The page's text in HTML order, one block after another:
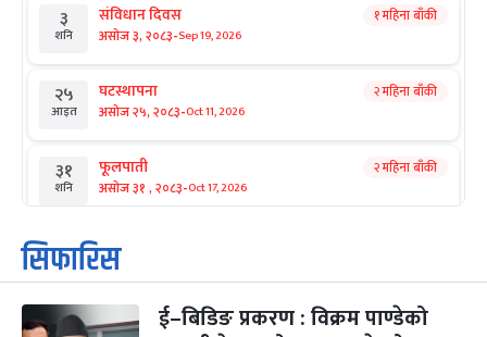
३
शनि
संविधान दिवस
असोज ३, २०८३-Sep 19, 2026
१ महिना बाँकी
२५
आइत
घटस्थापना
असोज २५, २०८३-Oct 11, 2026
२ महिना बाँकी
३१
शनि
फूलपाती
असोज ३१ , २०८३-Oct 17, 2026
२ महिना बाँकी
१
आइत
कार्तिक सङ्क्रान्ति
कार्तिक १, २०८३
३ महानवमी २ महिना बाँकी
सिफारिस
ई–बिडिङ प्रकरण : विक्रम पाण्डेको